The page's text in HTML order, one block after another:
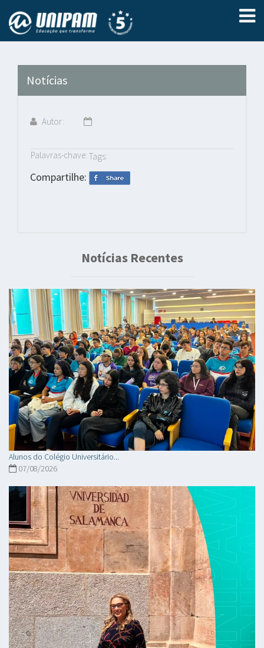
Notícias
Autor:
Palavras-chave: Tags:
Compartilhe:
Notícias Recentes
Alunos do Colégio Universitário...
07/08/2026